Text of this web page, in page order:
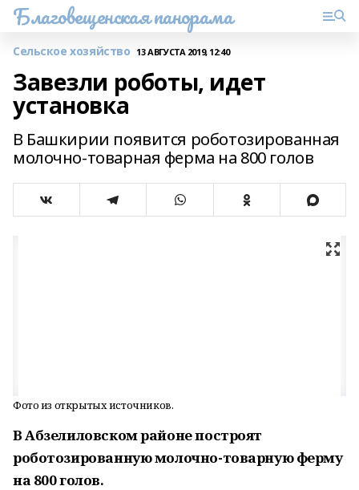
Благовещенская панорама
Сельское хозяйство 13 АВГУСТА 2019, 12:40
Завезли роботы, идет
установка
В Башкирии появится роботозированная
молочно-товарная ферма на 800 голов
Фото из открытых источников.
В Абзелиловском районе построят
роботозированную молочно-товарную ферму
на 800 голов.